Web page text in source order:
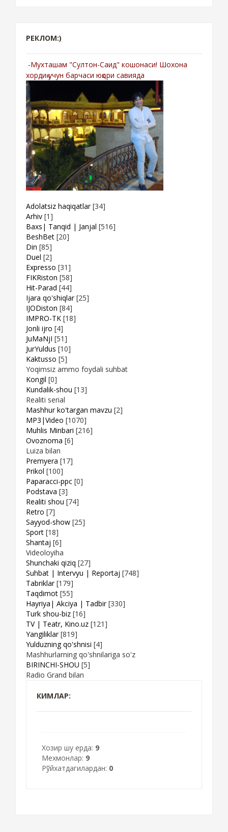
РЕКЛОМ:)
-Мухташам "Султон-Саид" кошонаси! Шохона
хордиқ учун барчаси юқори савияда
Adolatsiz haqiqatlar [34]
Arhiv [1]
Baxs| Tanqid | Janjal [516]
BeshBet [20]
Din [85]
Duel [2]
Expresso [31]
FIKRiston [58]
Hit-Parad [44]
Ijara qo'shiqlar [25]
IJODiston [84]
IMPRO-TK [18]
Jonli ijro [4]
JuMaNjI [51]
JurYuldus [10]
Kaktusso [5]
Yoqimsiz ammo foydali suhbat
Kongil [0]
Kundalik-shou [13]
Realiti serial
Mashhur ko'targan mavzu [2]
MP3|Video [1070]
Muhlis Minbari [216]
Ovoznoma [6]
Luiza bilan
Premyera [17]
Prikol [100]
Paparacci-ppc [0]
Podstava [3]
Realiti shou [74]
Retro [7]
Sayyod-show [25]
Sport [18]
Shantaj [6]
Videoloyiha
Shunchaki qiziq [27]
Suhbat | Intervyu | Reportaj [748]
Tabriklar [179]
Taqdimot [55]
Hayriya| Akciya | Tadbir [330]
Turk shou-biz [16]
TV | Teatr, Kino.uz [121]
Yangiliklar [819]
Yulduzning qo'shnisi [4]
Mashhurlarning qo'shnilariga so'z
BIRINCHI-SHOU [5]
Radio Grand bilan
КИМЛАР:
Хозир шу ерда: 9
Мехмонлар: 9
Рўйхатдагилардан: 0